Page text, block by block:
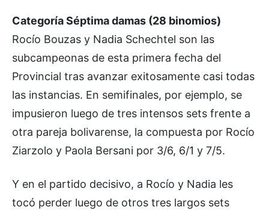
Categoría Séptima damas (28 binomios)
Rocío Bouzas y Nadia Schechtel son las
subcampeonas de esta primera fecha del
Provincial tras avanzar exitosamente casi todas
las instancias. En semifinales, por ejemplo, se
impusieron luego de tres intensos sets frente a
otra pareja bolivarense, la compuesta por Rocío
Ziarzolo y Paola Bersani por 3/6, 6/1 y 7/5.
Y en el partido decisivo, a Rocío y Nadia les
tocó perder luego de otros tres largos sets